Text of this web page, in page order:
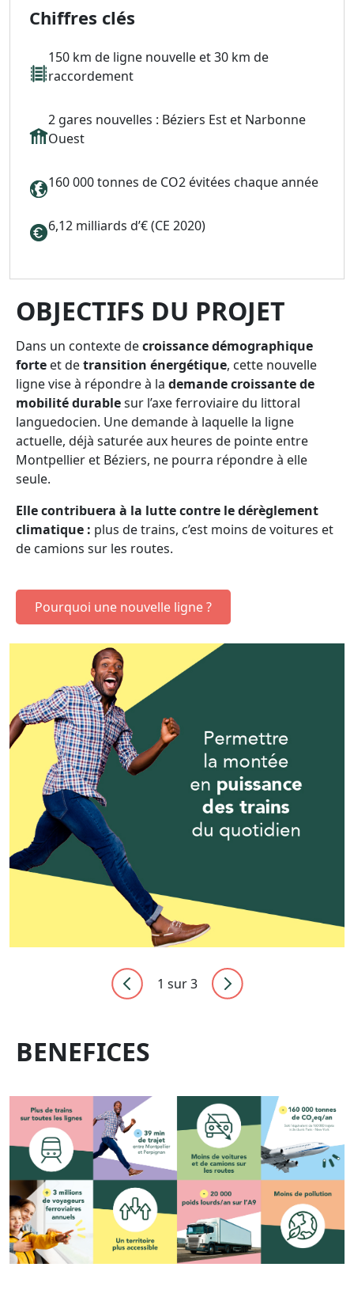
Chiffres clés
150 km de ligne nouvelle et 30 km de
raccordement
2 gares nouvelles : Béziers Est et Narbonne
Ouest
160 000 tonnes de CO2 évitées chaque année
6,12 milliards d’€ (CE 2020)
OBJECTIFS DU PROJET
Dans un contexte decroissance démographique
forte et detransition énergétique, cette nouvelle
ligne vise à répondre à la demande croissante de
mobilité durablesur l’axe ferroviaire du littoral
languedocien. Une demande à laquelle la ligne
actuelle, déjà saturée aux heures de pointe entre
Montpellier et Béziers, ne pourra répondre à elle
seule.
Elle contribuera à la lutte contre le dérèglement
climatique : plus de trains, c’est moins de voitures et
de camions sur les routes.
Pourquoi une nouvelle ligne ?
1 sur 3
BENEFICES